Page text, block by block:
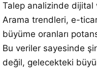
Talep analizinde dijital
Arama trendleri, e-
büyüme oranları
Bu veriler sayesinde
değil, gelecekteki